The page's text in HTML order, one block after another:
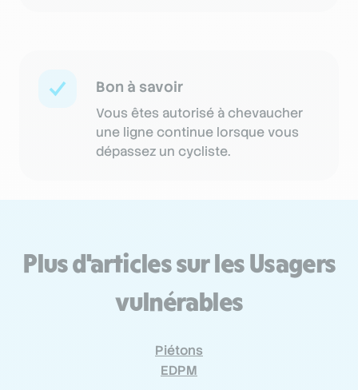
Bon à savoir
Vous êtes autorisé à chevaucher
une ligne continue lorsque vous
dépassez un cycliste.
Plus d'articles sur les Usagers
vulnérables
Piétons
EDPM